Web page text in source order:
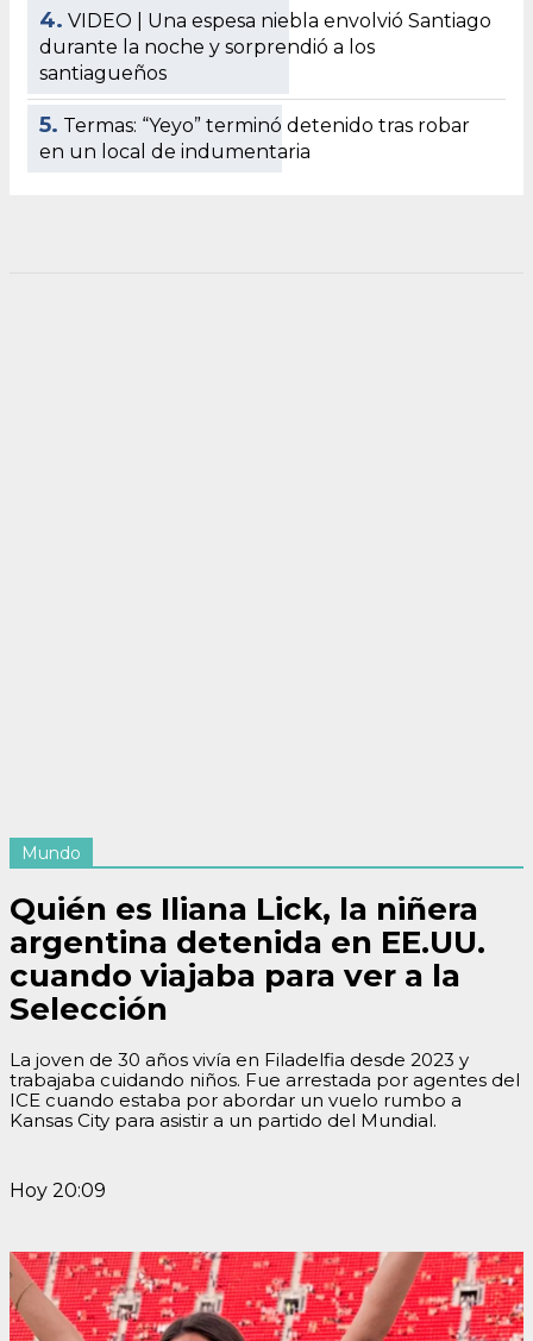
4. VIDEO | Una espesa niebla envolvió Santiago
durante la noche y sorprendió a los
santiagueños
5. Termas: “Yeyo” terminó detenido tras robar
en un local de indumentaria